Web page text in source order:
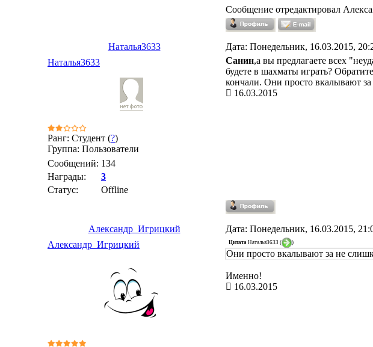
Сообщение отредактировал
Наталья3633 Дата: Понедельник, 16.03.2015,
Наталья3633
Ранг: Студент (?)
Группа: Пользователи
Сообщений: 134
Награды:
3
Статус:
Offline
Санин,а вы предлагаете всех
будете в шахматы играть?
кончали. Они просто вкалывают
16.03.2015
Александр_Игрицкий Дата: Понедельник, 16.03.2015,
Александр_Игрицкий
Цитата Наталья3633 ( )
Они просто вкалывают за не
Именно!
16.03.2015